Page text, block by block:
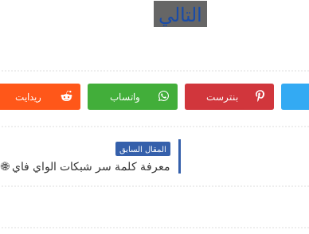
التالي
بنترست واتساب ريدايت
المقال السابق
معرفة كلمة سر شبكات الواي فاي 🌐